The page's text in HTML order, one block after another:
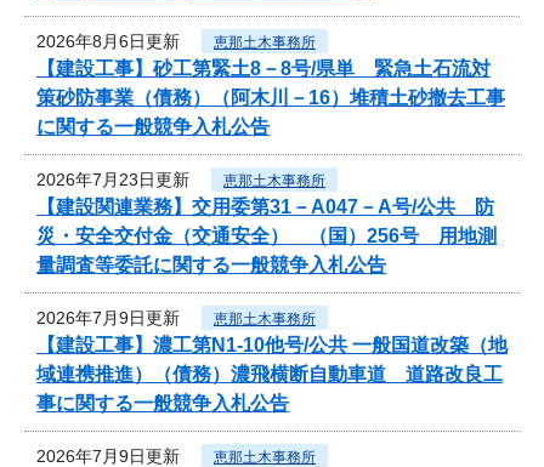
2026年8月6日更新 恵那土木事務所
【建設工事】砂工第緊土8－8号/県単 緊急土石流対
策砂防事業（債務）（阿木川－16）堆積土砂撤去工事
に関する一般競争入札公告
2026年7月23日更新 恵那土木事務所
【建設関連業務】交用委第31－A047－A号/公共 防
災・安全交付金（交通安全） （国）256号 用地測
量調査等委託に関する一般競争入札公告
2026年7月9日更新 恵那土木事務所
【建設工事】濃工第N1-10他号/公共 一般国道改築（地
域連携推進）（債務）濃飛横断自動車道 道路改良工
事に関する一般競争入札公告
2026年7月9日更新 恵那土木事務所